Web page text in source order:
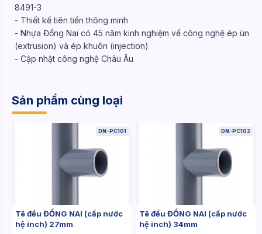
8491-3
- Thiết kế tiên tiến thông minh
- Nhựa Đồng Nai có 45 năm kinh nghiệm về công nghệ ép ùn
(extrusion) và ép khuôn (injection)
- Cập nhật công nghệ Châu Âu
Sản phẩm cùng loại
DN-PC101
Tê đều ĐỒNG NAI (cấp nước
hệ inch) 27mm
DN-PC102
Tê đều ĐỒNG NAI (cấp nước
hệ inch) 34mm